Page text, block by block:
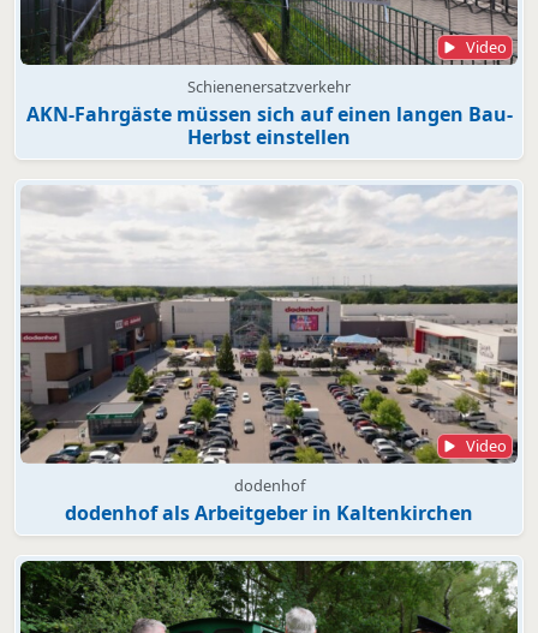
Video
Schienenersatzverkehr
AKN-Fahrgäste müssen sich auf einen langen Bau-
Herbst einstellen
Video
dodenhof
dodenhof als Arbeitgeber in Kaltenkirchen